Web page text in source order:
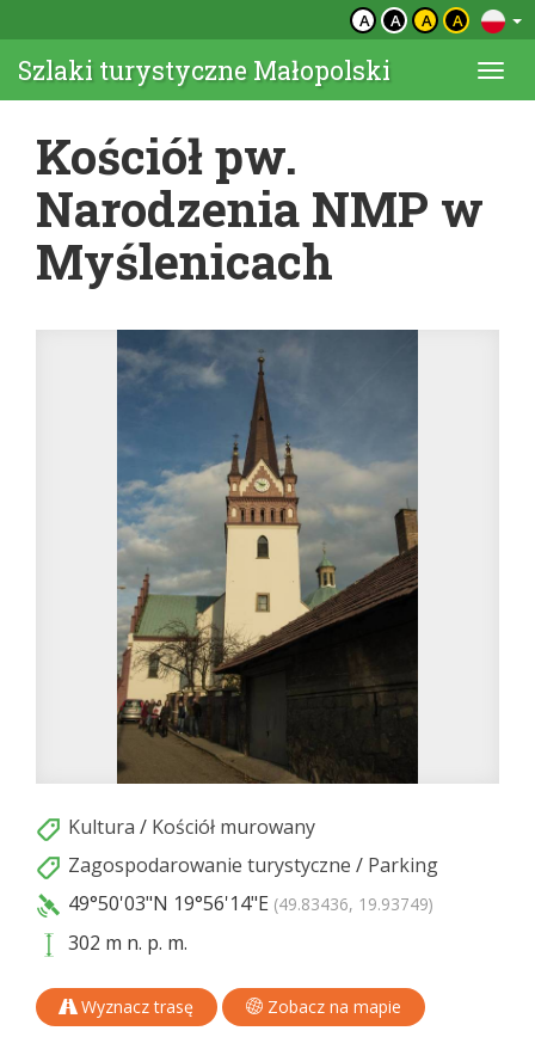
A A A A
Szlaki turystyczne Małopolski
Kościół pw.
Narodzenia NMP w
Myślenicach
Kultura / Kościół murowany
Zagospodarowanie turystyczne / Parking
49°50'03"N 19°56'14"E (49.83436, 19.93749)
302 m n. p. m.
Wyznacz trasę Zobacz na mapie